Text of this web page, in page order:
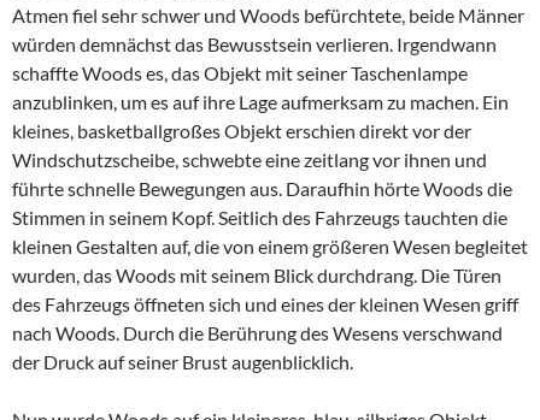
Atmen fiel sehr schwer und Woods befürchtete, beide Männer
würden demnächst das Bewusstsein verlieren. Irgendwann
schaffte Woods es, das Objekt mit seiner Taschenlampe
anzublinken, um es auf ihre Lage aufmerksam zu machen. Ein
kleines, basketballgroßes Objekt erschien direkt vor der
Windschutzscheibe, schwebte eine zeitlang vor ihnen und
führte schnelle Bewegungen aus. Daraufhin hörte Woods die
Stimmen in seinem Kopf. Seitlich des Fahrzeugs tauchten die
kleinen Gestalten auf, die von einem größeren Wesen begleitet
wurden, das Woods mit seinem Blick durchdrang. Die Türen
des Fahrzeugs öffneten sich und eines der kleinen Wesen griff
nach Woods. Durch die Berührung des Wesens verschwand
der Druck auf seiner Brust augenblicklich.